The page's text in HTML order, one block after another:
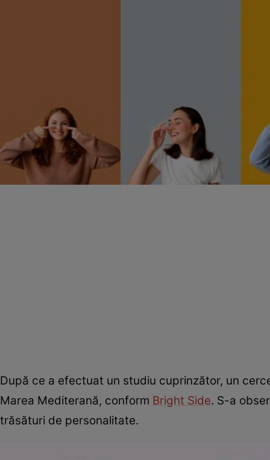
După ce a efectuat un studiu cuprinzător, un
Marea Mediterană, conform Bright Side. S-a
trăsături de personalitate.